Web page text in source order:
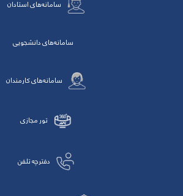
سامانه‌های استادان
سامانه‌های دانشجویی
سامانه‌های کارمندان
تور مجازی
دفترچه تلفن